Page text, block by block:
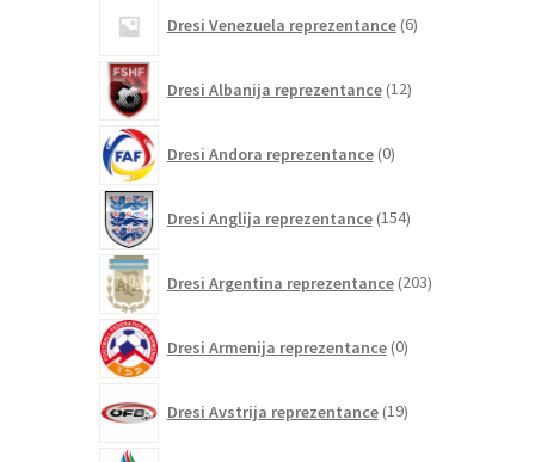
Dresi Venezuela reprezentance 6izdelkov
Dresi Albanija reprezentance 12izdelkov
Dresi Andora reprezentance 0izdelkov
Dresi Anglija reprezentance 154izdelkov
Dresi Argentina reprezentance 203izdelki
Dresi Armenija reprezentance 0izdelkov
Dresi Avstrija reprezentance 19izdelkov